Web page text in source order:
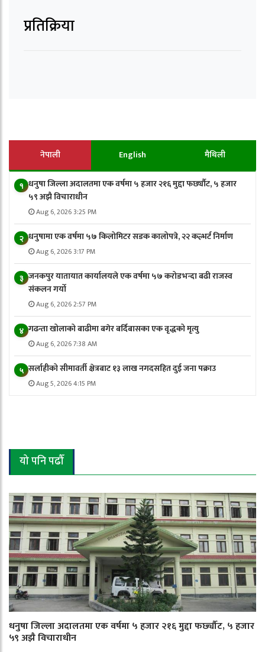
प्रतिक्रिया
नेपाली English मैथिली
१ धनुषा जिल्ला अदालतमा एक वर्षमा ५ हजार २१६ मुद्दा फर्छ्यौट, ५ हजार
५९ अझै विचाराधीन
Aug 6, 2026 3:25 PM
२ धनुषामा एक वर्षमा ५७ किलोमिटर सडक कालोपत्रे, २२ कल्भर्ट निर्माण
Aug 6, 2026 3:17 PM
३ जनकपुर यातायात कार्यालयले एक वर्षमा ५७ करोडभन्दा बढी राजस्व
संकलन गर्याे
Aug 6, 2026 2:57 PM
४ गढन्ता खोलाको बाढीमा बगेर बर्दिबासका एक वृद्धको मृत्यु
Aug 6, 2026 7:38 AM
५ सर्लाहीको सीमावर्ती क्षेत्रबाट १३ लाख नगदसहित दुई जना पक्राउ
Aug 5, 2026 4:15 PM
यो पनि पढौँ
धनुषा जिल्ला अदालतमा एक वर्षमा ५ हजार २१६ मुद्दा फर्छ्यौट, ५ हजार
५९ अझै विचाराधीन